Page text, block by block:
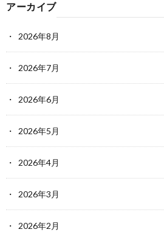
アーカイブ
2026年8月
2026年7月
2026年6月
2026年5月
2026年4月
2026年3月
2026年2月